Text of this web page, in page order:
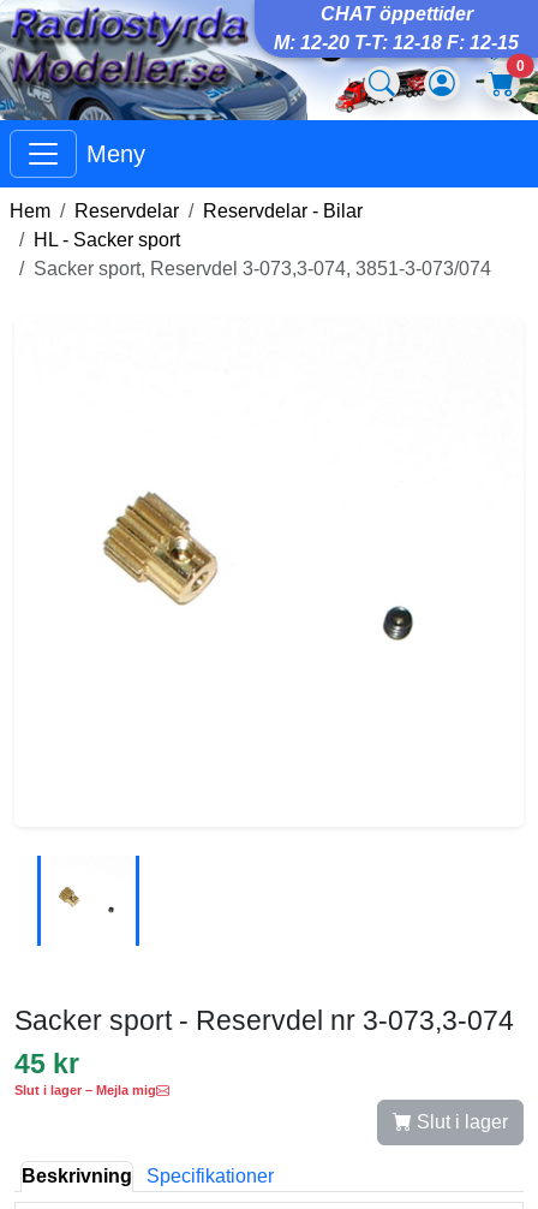
CHAT öppettider
M: 12-20 T-T: 12-18 F: 12-15
0
Meny
Hem Reservdelar
Reservdelar - Bilar
HL - Sacker sport
Sacker sport, Reservdel 3-073,3-074, 3851-3-073/074
Sacker sport - Reservdel nr 3-073,3-074
45 kr
Slut i lager – Mejla mig
Slut i lager
Beskrivning Specifikationer